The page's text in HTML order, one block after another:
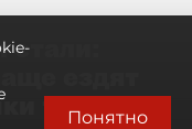
ездят
туров
Понятно